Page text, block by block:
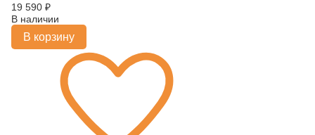
19 590 ₽
В наличии
В корзину